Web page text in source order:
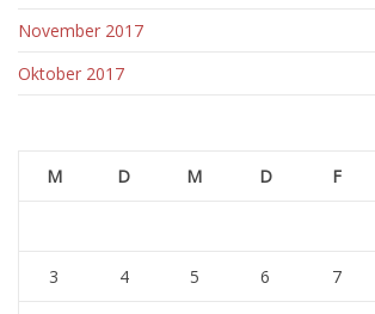
November 2017
Oktober 2017
M D M D F
3 4 5 6 7